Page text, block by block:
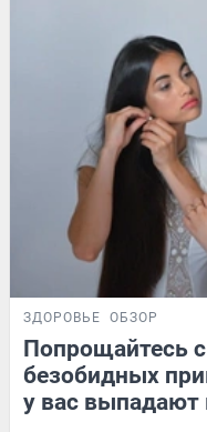
ЗДОРОВЬЕ ОБЗОР
Попрощайтесь
безобидных
у вас выпадают